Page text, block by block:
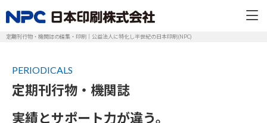
定期刊行物・機関誌の編集・印刷｜公益法人に特化し半世紀の日本印刷(NPC)
PERIODICALS
定期刊行物・機関誌
実績とサポート力が違う。